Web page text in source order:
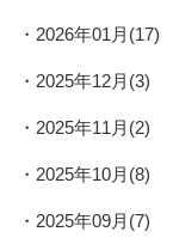
2026年01月(17)
2025年12月(3)
2025年11月(2)
2025年10月(8)
2025年09月(7)